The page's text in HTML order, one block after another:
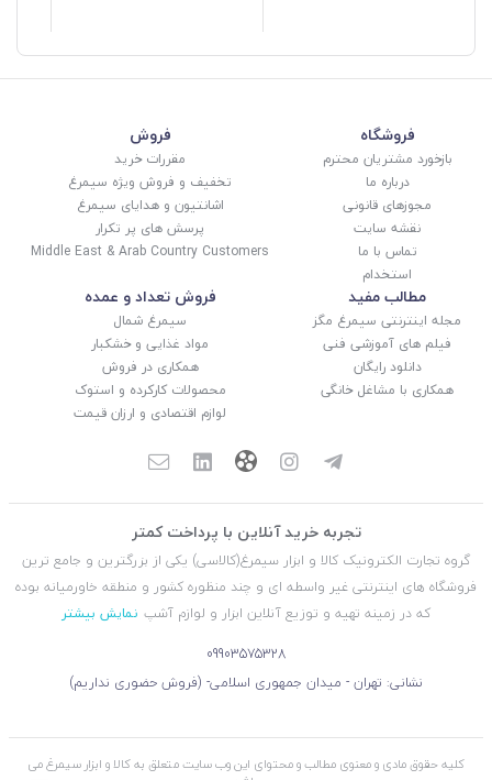
فروشگاه
بازخورد مشتریان محترم
درباره ما
مجوزهای قانونی
نقشه سایت
تماس با ما
استخدام
فروش
مقررات خرید
تخفیف و فروش ویژه سیمرغ
اشانتیون و هدایای سیمرغ
پرسش های پر تکرار
Middle East & Arab Country Customers
مطالب مفید
مجله اینترنتی سیمرغ مگز
فیلم های آموزشی فنی
دانلود رایگان
همکاری با مشاغل خانگی
فروش تعداد و عمده
سیمرغ شمال
مواد غذایی و خشکبار
همکاری در فروش
محصولات کارکرده و استوک
لوازم اقتصادی و ارزان قیمت
تجربه خرید آنلاین با پرداخت کمتر
گروه تجارت الکترونیک کالا و ابزار سیمرغ(کالاسی) یکی از بزرگترین و جامع ترین
فروشگاه های اینترنتی غیر واسطه ای و چند منظوره کشور و منطقه خاورمیانه بوده
که در زمینه تهیه و توزیع آنلاین ابزار و لوازم آشپ نمایش بیشتر
09903575328
نشانی: تهران - میدان جمهوری اسلامی- (فروش حضوری نداریم)
کلیه حقوق مادی و معنوی مطالب و محتوای این وب سایت متعلق به کالا و ابزار سیمرغ می